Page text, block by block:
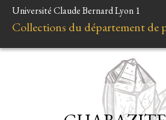
Université Claude Bernard Lyon 1
Collections du département de